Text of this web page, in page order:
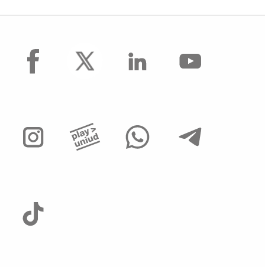
facebook